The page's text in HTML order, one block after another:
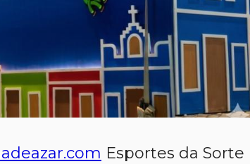
Esportes da Sorte